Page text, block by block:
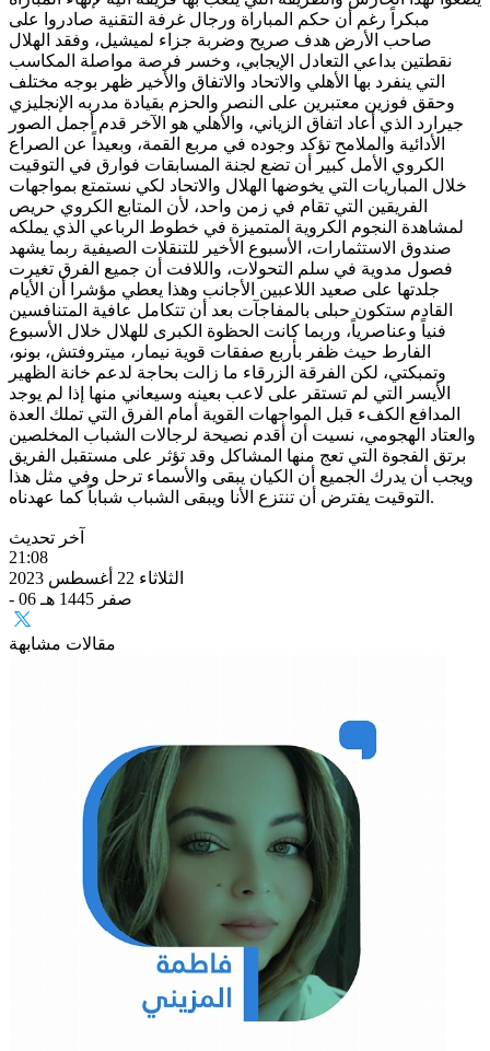
مبكراً رغم أن حكم المباراة ورجال غرفة التقنية صادروا على
صاحب الأرض هدف صريح وضربة جزاء لميشيل، وفقد الهلال
نقطتين بداعي التعادل الإيجابي، وخسر فرصة مواصلة المكاسب
التي ينفرد بها الأهلي والاتحاد والاتفاق والأخير ظهر بوجه مختلف
وحقق فوزين معتبرين على النصر والحزم بقيادة مدربه الإنجليزي
جيرارد الذي أعاد اتفاق الزياني، والأهلي هو الآخر قدم أجمل الصور
الأدائية والملامح تؤكد وجوده في مربع القمة، وبعيداً عن الصراع
الكروي الأمل كبير أن تضع لجنة المسابقات فوارق في التوقيت
خلال المباريات التي يخوضها الهلال والاتحاد لكي نستمتع بمواجهات
الفريقين التي تقام في زمن واحد، لأن المتابع الكروي حريص
لمشاهدة النجوم الكروية المتميزة في خطوط الرباعي الذي يملكه
صندوق الاستثمارات، الأسبوع الأخير للتنقلات الصيفية ربما يشهد
فصول مدوية في سلم التحولات، واللافت أن جميع الفرق تغيرت
جلدتها على صعيد اللاعبين الأجانب وهذا يعطي مؤشرا أن الأيام
القادم ستكون حبلى بالمفاجآت بعد أن تتكامل عافية المتنافسين
فنياً وعناصرياً، وربما كانت الحظوة الكبرى للهلال خلال الأسبوع
الفارط حيث ظفر بأربع صفقات قوية نيمار، ميتروفتش، بونو،
وتمبكتي، لكن الفرقة الزرقاء ما زالت بحاجة لدعم خانة الظهير
الأيسر التي لم تستقر على لاعب بعينه وسيعاني منها إذا لم يوجد
المدافع الكفء قبل المواجهات القوية أمام الفرق التي تملك العدة
والعتاد الهجومي، نسيت أن أقدم نصيحة لرجالات الشباب المخلصين
برتق الفجوة التي تعج منها المشاكل وقد تؤثر على مستقبل الفريق
ويجب أن يدرك الجميع أن الكيان يبقى والأسماء ترحل وفي مثل هذا
التوقيت يفترض أن تنتزع الأنا ويبقى الشباب شباباً كما عهدناه.
آخر تحديث
21:08
الثلاثاء 22 أغسطس 2023
- 06 صفر 1445 هـ
مقالات مشابهة